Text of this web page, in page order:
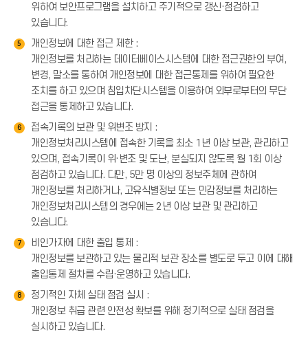
위하여 보안프로그램을 설치하고 주기적으로 갱신·점검하고
있습니다.
5
개인정보에 대한 접근 제한 :
개인정보를 처리하는 데이터베이스시스템에 대한 접근권한의 부여,
변경, 말소를 통하여 개인정보에 대한 접근통제를 위하여 필요한
조치를 하고 있으며 침입차단시스템을 이용하여 외부로부터의 무단
접근을 통제하고 있습니다.
6
접속기록의 보관 및 위변조 방지 :
개인정보처리시스템에 접속한 기록을 최소 1년 이상 보관, 관리하고
있으며, 접속기록이 위·변조 및 도난, 분실되지 않도록 월 1회 이상
점검하고 있습니다. 다만, 5만 명 이상의 정보주체에 관하여
개인정보를 처리하거나, 고유식별정보 또는 민감정보를 처리하는
개인정보처리시스템의 경우에는 2년 이상 보관 및 관리하고
있습니다.
7
비인가자에 대한 출입 통제 :
개인정보를 보관하고 있는 물리적 보관 장소를 별도로 두고 이에 대해
출입통제 절차를 수립·운영하고 있습니다.
8
정기적인 자체 실태 점검 실시 :
개인정보 취급 관련 안전성 확보를 위해 정기적으로 실태 점검을
실시하고 있습니다.